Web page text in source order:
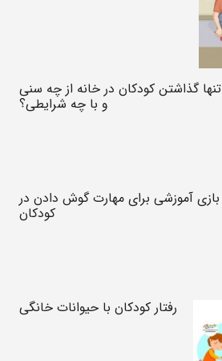
تنها گذاشتن کودکان در خانه از چه سنی
و با چه شرایطی؟
بازی آموزشی برای مهارت گوش دادن در
کودکان
رفتار کودکان با حیوانات خانگی